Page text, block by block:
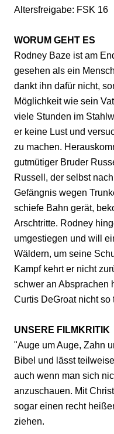
Altersfreigabe: FSK 16
WORUM GEHT ES
Rodney Baze ist am
gesehen als ein
dankt ihn dafür nicht,
Möglichkeit wie sein
viele Stunden im
er keine Lust und
zu machen.
gutmütiger Bruder
Russell, der selbst
Gefängnis wegen
schiefe Bahn gerät,
Arschtritte. Rodney
umgestiegen und will
Wäldern, um seine
Kampf kehrt er nicht
schwer an Absprachen
Curtis DeGroat nicht so
UNSERE FILMKRITIK
"Auge um Auge, Zahn
Bibel und lässt
auch wenn man sich
anzuschauen. Mit
sogar einen recht
ziehen.